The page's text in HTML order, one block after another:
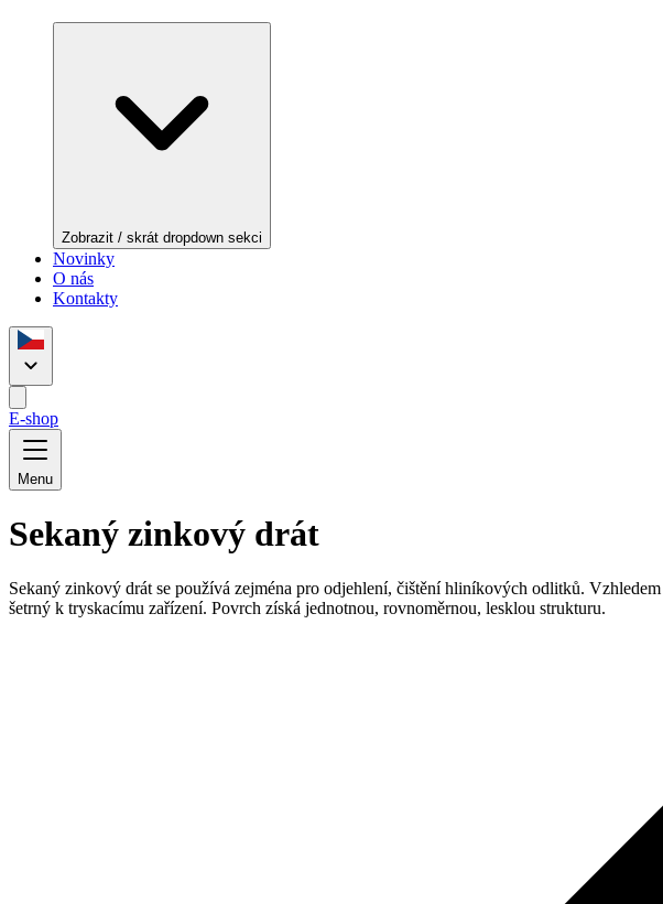
Zobrazit / skrát dropdown sekci
Novinky
O nás
Kontakty
E-shop
Menu
Sekaný zinkový drát
Sekaný zinkový drát se používá zejména pro odjehlení, čištění hliníkových odlitků.
šetrný k tryskacímu zařízení. Povrch získá jednotnou, rovnoměrnou, lesklou strukturu.